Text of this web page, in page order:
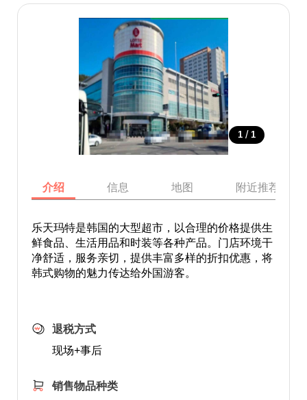
1 / 1
介绍 信息 地图 附近推荐景点
乐天玛特是韩国的大型超市，以合理的价格提供生
鲜食品、生活用品和时装等各种产品。门店环境干
净舒适，服务亲切，提供丰富多样的折扣优惠，将
韩式购物的魅力传达给外国游客。
退税方式
现场+事后
销售物品种类